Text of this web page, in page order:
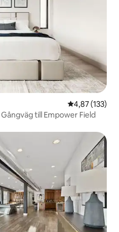
4,87 av 5 i
4,87 (133)
till Empower Field